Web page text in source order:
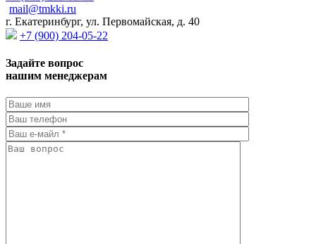
mail@tmkki.ru
г. Екатеринбург, ул. Первомайская, д. 40
+7 (900) 204-05-22
Задайте вопрос
нашим менеджерам